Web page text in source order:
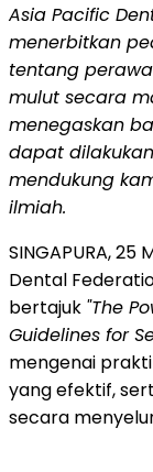
Asia Pacific
menerbitkan
tentang
mulut secara
menegaskan
dapat dilakukan
mendukung
ilmiah.
SINGAPURA,25
Dental
bertajuk "The
Guidelines for
mengenai
yang efektif,
secara